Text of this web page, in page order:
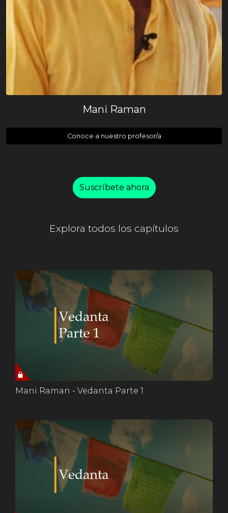
Mani Raman
Conoce a nuestro profesor/a
Suscríbete ahora
Explora todos los capítulos
Mani Raman - Vedanta Parte 1